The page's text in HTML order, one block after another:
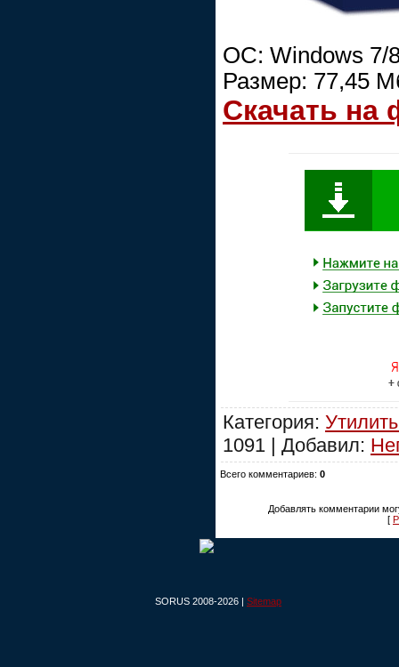
ОС: Windows 7/
Размер: 77,45
Скачать на
Категория:
1091 | Добавил:
Всего комментариев: 0
Добавлять комментарии
[
SORUS 2008-2026 | Sitemap